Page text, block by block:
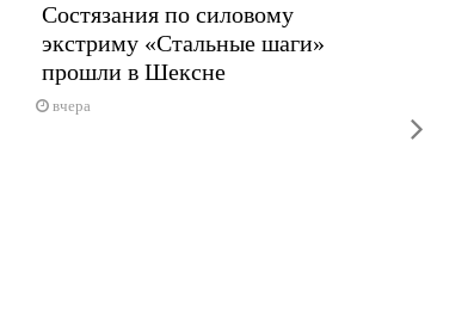
Состязания по силовому
экстриму «Стальные шаги»
прошли в Шексне
вчера
5